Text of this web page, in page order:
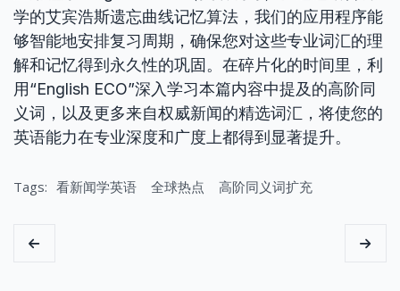
学的艾宾浩斯遗忘曲线记忆算法，我们的应用程序能
够智能地安排复习周期，确保您对这些专业词汇的理
解和记忆得到永久性的巩固。在碎片化的时间里，利
用“English ECO”深入学习本篇内容中提及的高阶同
义词，以及更多来自权威新闻的精选词汇，将使您的
英语能力在专业深度和广度上都得到显著提升。
Tags: 看新闻学英语 全球热点 高阶同义词扩充